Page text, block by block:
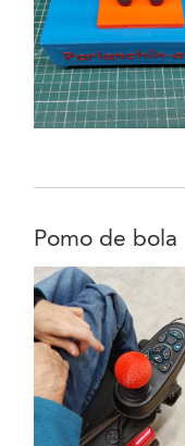
Pomo de bola